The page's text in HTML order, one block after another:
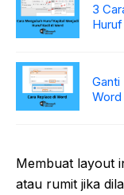
3
Ganti
Word
Membuat layout
atau rumit jika